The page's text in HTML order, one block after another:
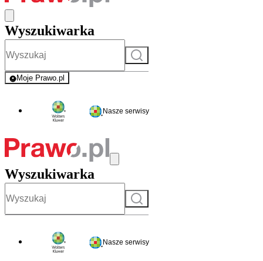
Wyszukiwarka
Szukaj
Moje Prawo.pl
- rejestracja i logowanie do serwisu
Nasze serwisy
Wyszukiwarka
Szukaj
Nasze serwisy